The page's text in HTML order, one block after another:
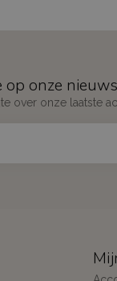
op onze
over onze laatste